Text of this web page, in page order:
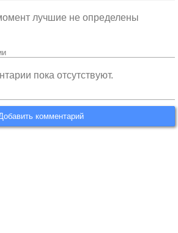
лучшие не определены
пока отсутствуют.
комментарий